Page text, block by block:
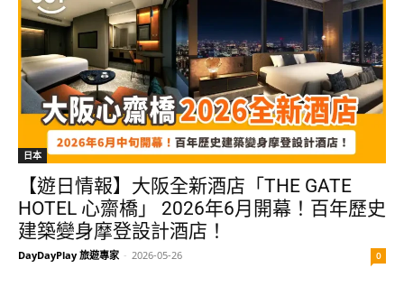
日本
【遊日情報】大阪全新酒店「THE GATE
HOTEL 心齋橋」 2026年6月開幕！百年歷史
建築變身摩登設計酒店！
DayDayPlay 旅遊專家 - 2026-05-26 0